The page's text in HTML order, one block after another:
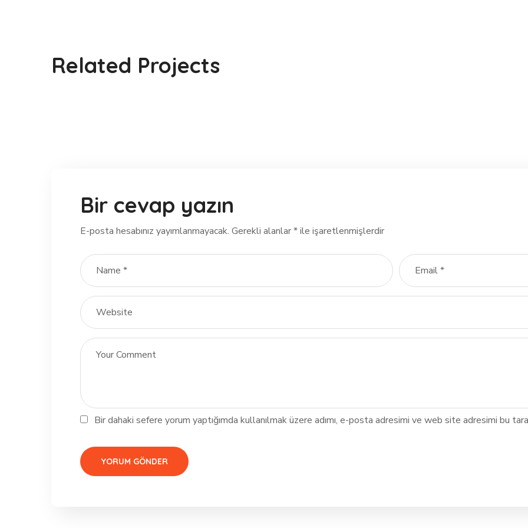
Related Projects
Clean Water
#AFRICA
Bir cevap yazın
E-posta hesabınız yayımlanmayacak. Gerekli alanlar*ile işaretlenmişlerdir
Bir dahaki sefere yorum yaptığımda kullanılmak üzere adımı, e-posta adresimi ve web site adresimi bu